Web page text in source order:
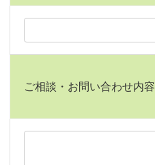
ご相談・お問い合わせ内容